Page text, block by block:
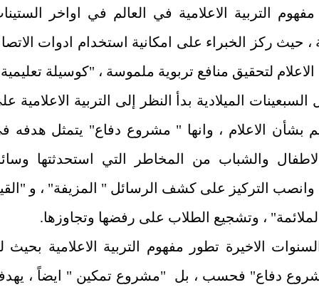
التربية الاعلامية في العالم في اواخر
، حيث ركز الخبراء على امكانية استخدام ادوات
لتحقيق منافع تربوية ملموسة ، "كوسيلة
السبعينات الميلادية بدأ النظر إلى التربية الاعلامية
بشأن الاعلام ، وانها " مشروع دفاع" يتمثل هدفه
والشباب من المخاطر التي استحدثتها
، وانصب التركيز على كشف الرسائل " المزيفة" ، و
، وتشجيع الطلاب على رفضها وتجاوزها.
الاخيرة تطور مفهوم التربية الاعلامية بحيث
دفاع" فحسب ، بل "مشروع تمكين " ايضاً ،